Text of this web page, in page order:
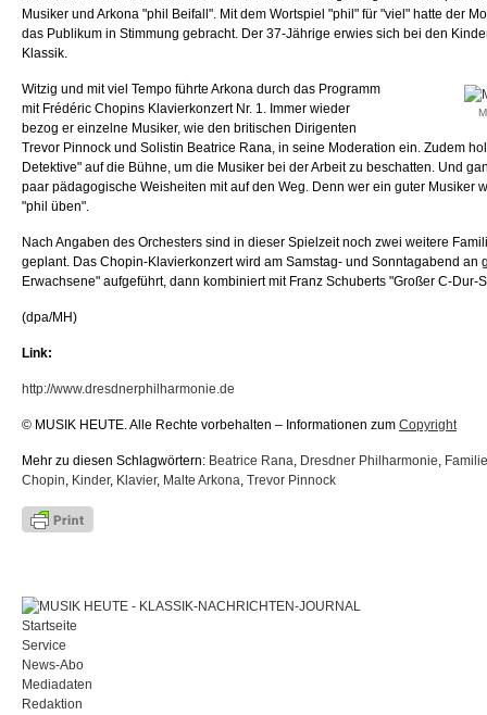
Musiker und Arkona "phil Beifall". Mit dem Wortspiel "phil" für "viel" hatte der
das Publikum in Stimmung gebracht. Der 37-Jährige erwies sich bei den
Klassik.
Witzig und mit viel Tempo führte Arkona durch das Programm
mit Frédéric Chopins Klavierkonzert Nr. 1. Immer wieder
bezog er einzelne Musiker, wie den britischen Dirigenten
Trevor Pinnock und Solistin Beatrice Rana, in seine Moderation ein. Zudem
Detektive" auf die Bühne, um die Musiker bei der Arbeit zu beschatten. Und
paar pädagogische Weisheiten mit auf den Weg. Denn wer ein guter Musiker
"phil üben".
Nach Angaben des Orchesters sind in dieser Spielzeit noch zwei weitere
geplant. Das Chopin-Klavierkonzert wird am Samstag- und Sonntagabend an
Erwachsene" aufgeführt, dann kombiniert mit Franz Schuberts "Großer C-Dur-
(dpa/MH)
Link:
http://www.dresdnerphilharmonie.de
© MUSIK HEUTE. Alle Rechte vorbehalten – Informationen zum Copyright
Mehr zu diesen Schlagwörtern: Beatrice Rana, Dresdner Philharmonie,
Chopin, Kinder, Klavier, Malte Arkona, Trevor Pinnock
Startseite
Service
News-Abo
Mediadaten
Redaktion